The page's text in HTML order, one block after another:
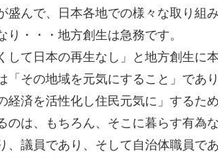
盛んで、日本各地での様々な取り組
り・・・地方創生は急務です。
して日本の再生なし」と地方創生に
「その地域を元気にすること」であり
経済を活性化し住民元気に」するた
のは、もちろん、そこに暮らす有為
、議員であり、そして自治体職員であ